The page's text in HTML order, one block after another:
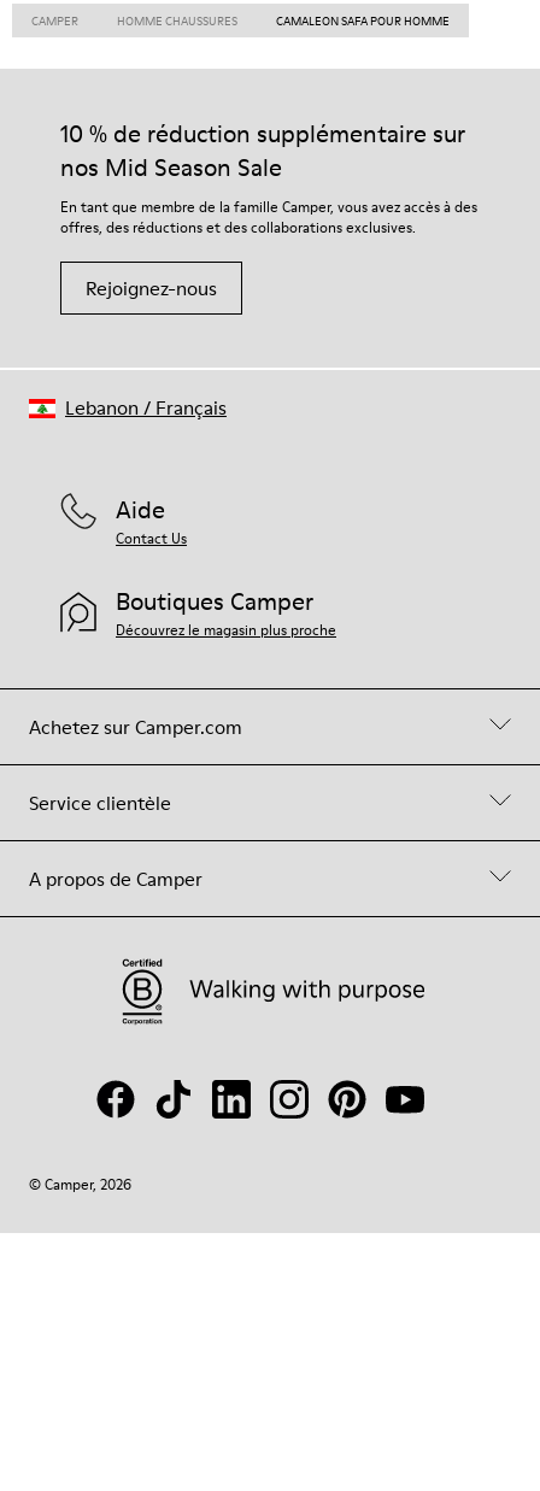
CAMPER HOMME CHAUSSURES CAMALEON SAFA POUR HOMME
10 % de réduction supplémentaire sur
nos Mid Season Sale
En tant que membre de la famille Camper, vous avez accès à des
offres, des réductions et des collaborations exclusives.
Rejoignez-nous
Achetez sur Camper.com
Service clientèle
A propos de Camper
Aide
Contact Us
Boutiques Camper
Découvrez le magasin plus proche
© Camper, 2026
Lebanon / Français